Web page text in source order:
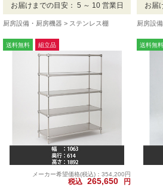
お届けまでの目安： 5 ～ 10 営業日
厨房設備・厨房機器 ステンレス棚
お届
厨房設
送料無料 組立品
メーカー希望価格(税込)：354,200円
税込 265,650
円
送料無料